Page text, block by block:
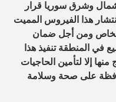
شمال وشرق سوريا قرار
هذا الفيروس المميت
ومن أجل ضمان
في المنطقة تنفيذ هذا
منها إلا لتأمين الحاجيات
على صحة وسلامة